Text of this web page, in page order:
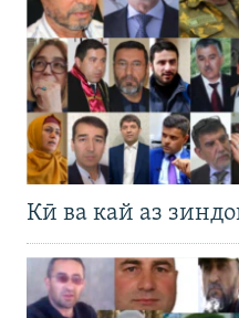
Кӣ ва кай аз